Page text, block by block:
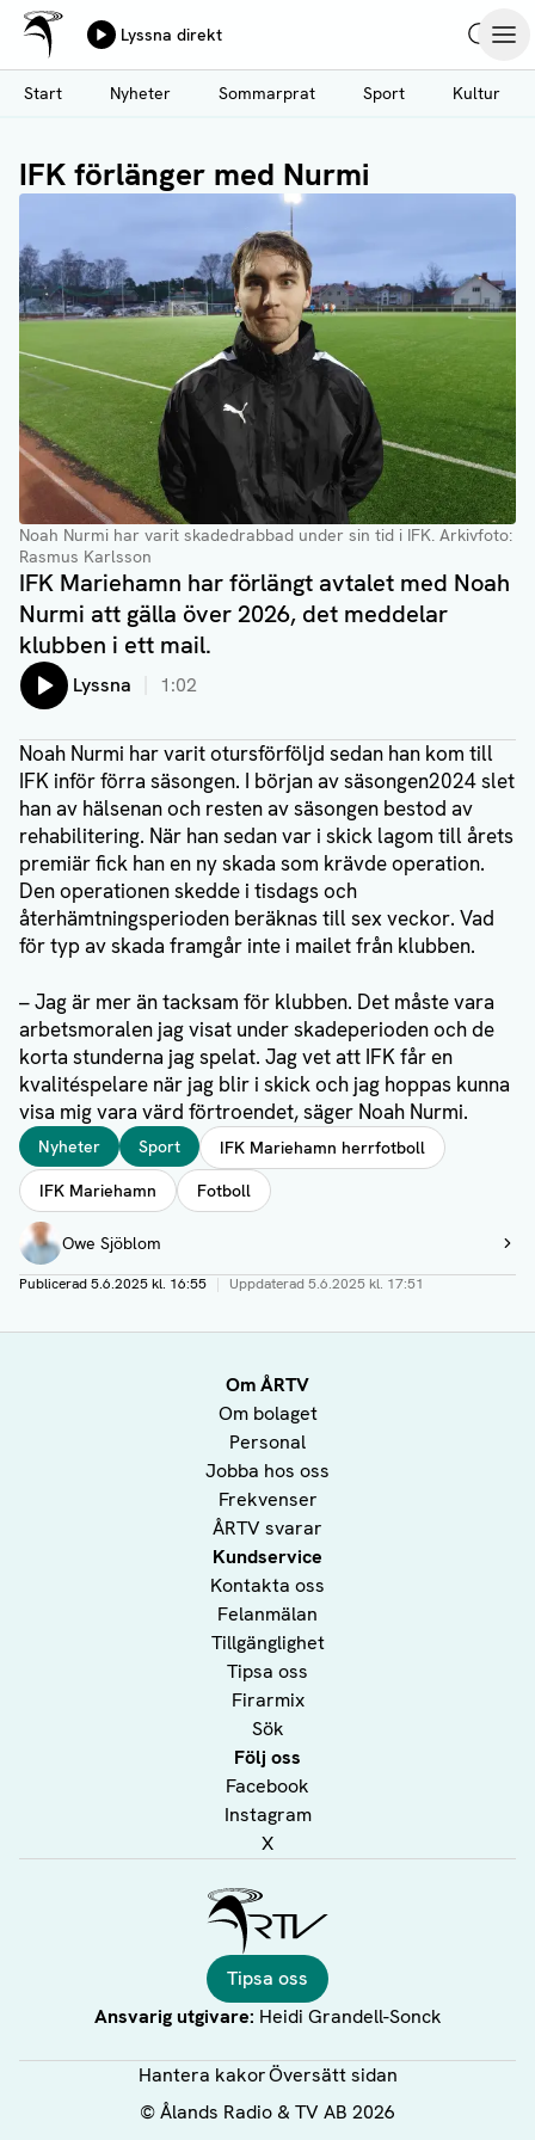
Hoppa
till
huvudinnehåll
Ålands Radio & TV
Lyssna direkt
Start
Nyheter Sommarprat Sport Kultur
IFK förlänger med Nurmi
Noah Nurmi har varit skadedrabbad under sin tid i IFK. Arkivfoto:
Rasmus Karlsson
IFK Mariehamn har förlängt avtalet med Noah
Nurmi att gälla över 2026, det meddelar
klubben i ett mail.
Lyssna 1:02
Noah Nurmi har varit otursförföljd sedan han kom till
IFK inför förra säsongen. I början av säsongen2024 slet
han av hälsenan och resten av säsongen bestod av
rehabilitering. När han sedan var i skick lagom till årets
premiär fick han en ny skada som krävde operation.
Den operationen skedde i tisdags och
återhämtningsperioden beräknas till sex veckor. Vad
för typ av skada framgår inte i mailet från klubben.
– Jag är mer än tacksam för klubben. Det måste vara
arbetsmoralen jag visat under skadeperioden och de
korta stunderna jag spelat. Jag vet att IFK får en
kvalitéspelare när jag blir i skick och jag hoppas kunna
visa mig vara värd förtroendet, säger Noah Nurmi.
Taggar
Nyheter Sport
IFK Mariehamn herrfotboll
IFK Mariehamn
Fotboll
Författare
Owe Sjöblom
Visa profil
Publicerad5.6.2025 kl. 16:55 | Uppdaterad5.6.2025 kl. 17:51
Om ÅRTV
Om bolaget
Personal
Jobba hos oss
Frekvenser
ÅRTV svarar
Kundservice
Kontakta oss
Felanmälan
Tillgänglighet
Tipsa oss
Firarmix
Sök
Följ oss
Facebook
Instagram
X
Tipsa oss
Ansvarig utgivare: Heidi Grandell-Sonck
Hantera kakorÖversätt sidan
©Ålands Radio & TV AB 2026